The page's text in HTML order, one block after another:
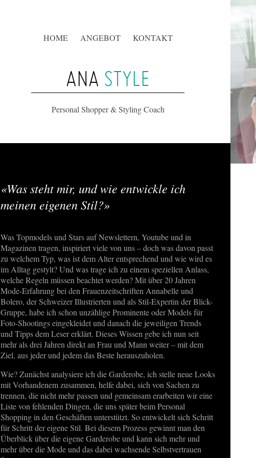
HOME ANGEBOT KONTAKT
ANA STYLE
Personal Shopper & Styling Coach
«Was steht mir, und wie entwickle ich
meinen eigenen Stil?»
Was Topmodels und Stars auf Newslettern, Youtube und in
Magazinen tragen, inspiriert viele von uns – doch was davon passt
zu welchem Typ, was ist dem Alter entsprechend und wie wird es
im Alltag gestylt? Und was trage ich zu einem speziellen Anlass,
welche Regeln müssen beachtet werden? Mit über 20 Jahren
Mode-Erfahrung bei den Frauenzeitschriften Annabelle und
Bolero, der Schweizer Illustrierten und als Stil-Expertin der Blick-
Gruppe, habe ich schon unzählige Prominente oder Models für
Foto-Shootings eingekleidet und danach die jeweiligen Trends
und Tipps dem Leser erklärt. Dieses Wissen gebe ich nun seit
mehr als drei Jahren direkt an Frau und Mann weiter – mit dem
Ziel, aus jeder und jedem das Beste herauszuholen.
Wie? Zunächst analysiere ich die Garderobe, ich stelle neue Looks
mit Vorhandenem zusammen, helfe dabei, sich von Sachen zu
trennen, die nicht mehr passen und gemeinsam erarbeiten wir eine
Liste von fehlenden Dingen, die uns später beim Personal
Shopping in den Geschäften unterstützt. So entwickelt sich Schritt
für Schritt der eigene Stil. Bei diesem Prozess gewinnt man den
Überblick über die eigene Garderobe und kann sich mehr und
mehr über die Mode und das dabei wachsende Selbstvertrauen